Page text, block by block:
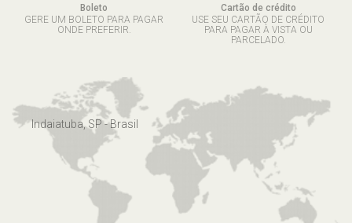
Boleto
GERE UM BOLETO PARA PAGAR
ONDE PREFERIR.
Cartão de crédito
USE SEU CARTÃO DE CRÉDITO
PARA PAGAR À VISTA OU
PARCELADO.
Indaiatuba, SP - Brasil